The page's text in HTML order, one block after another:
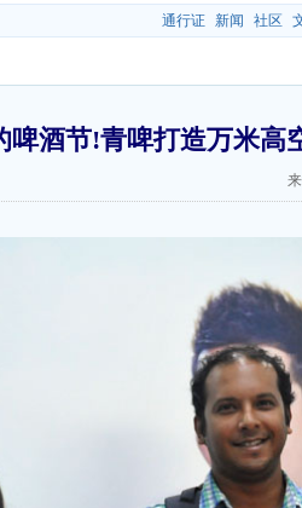
通行证 新闻 社区
啤酒节!青啤打造万米高